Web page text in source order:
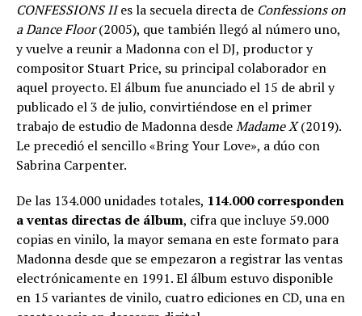
CONFESSIONS IIes la secuela directa de Confessions on
a Dance Floor(2005), que también llegó al número uno,
y vuelve a reunir a Madonna con el DJ, productor y
compositor Stuart Price, su principal colaborador en
aquel proyecto. El álbum fue anunciado el 15 de abril y
publicado el 3 de julio, convirtiéndose en el primer
trabajo de estudio de Madonna desdeMadame X(2019).
Le precedió el sencillo «Bring Your Love», a dúo con
Sabrina Carpenter.
De las 134.000 unidades totales, 114.000 corresponden
a ventas directas de álbum, cifra que incluye 59.000
copias en vinilo, la mayor semana en este formato para
Madonna desde que se empezaron a registrar las ventas
electrónicamente en 1991. El álbum estuvo disponible
en 15 variantes de vinilo, cuatro ediciones en CD, una en